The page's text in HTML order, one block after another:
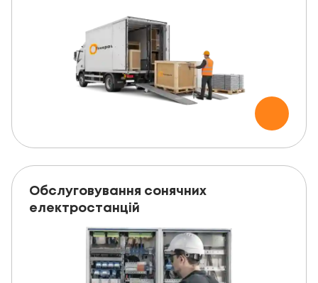
Обслуговування сонячних
електростанцій